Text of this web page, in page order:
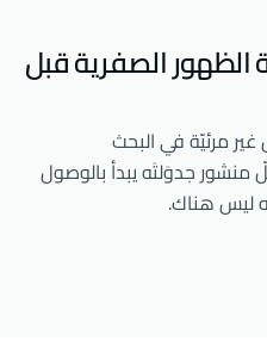
الصفرية قبل
مرئيّة في البحث
منشور جدوَلتَه يبدأ بالوصول
ليس هناك.